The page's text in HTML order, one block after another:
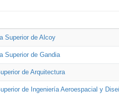
Superior de Alcoy
Superior de Gandia
de Arquitectura
de Ingeniería Aeroespacial y